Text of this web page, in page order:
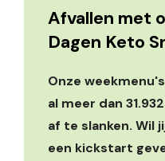
Afvallen met
Dagen Keto
Onze
al meer dan
af te slanken. Wil
een kickstart